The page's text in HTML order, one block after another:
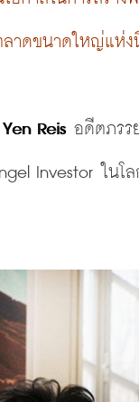
ลาดขนาดใหญ่แห่ง
Yen Reis อดีตภรร
Investor ในโ